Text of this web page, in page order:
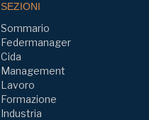
SEZIONI
Sommario
Federmanager
Cida
Management
Lavoro
Formazione
Industria